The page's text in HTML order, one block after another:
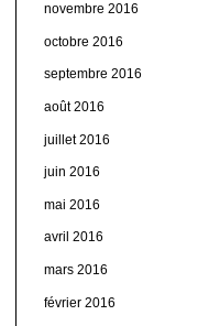
novembre 2016
octobre 2016
septembre 2016
août 2016
juillet 2016
juin 2016
mai 2016
avril 2016
mars 2016
février 2016